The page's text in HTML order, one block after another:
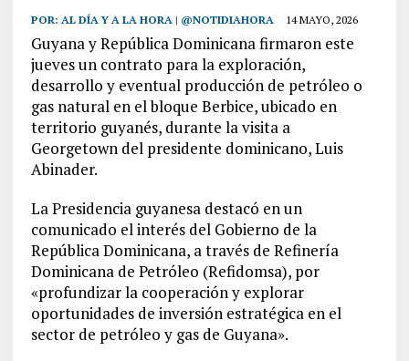
POR: AL DÍA Y A LA HORA | @NOTIDIAHORA 14 MAYO, 2026
Guyana y República Dominicana firmaron este
jueves un contrato para la exploración,
desarrollo y eventual producción de petróleo o
gas natural en el bloque Berbice, ubicado en
territorio guyanés, durante la visita a
Georgetown del presidente dominicano, Luis
Abinader.
La Presidencia guyanesa destacó en un
comunicado el interés del Gobierno de la
República Dominicana, a través de Refinería
Dominicana de Petróleo (Refidomsa), por
«profundizar la cooperación y explorar
oportunidades de inversión estratégica en el
sector de petróleo y gas de Guyana».